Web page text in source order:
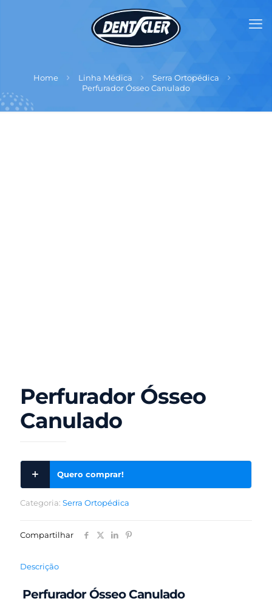
Home Linha Médica
Serra Ortopédica
Perfurador Ósseo Canulado
Perfurador Ósseo
Canulado
Quero comprar!
Categoria: Serra Ortopédica
Compartilhar
Descrição
Perfurador Ósseo Canulado